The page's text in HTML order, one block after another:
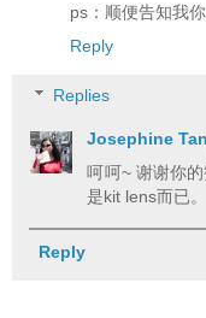
ps：顺便告知我
Reply
Replies
Josephine
呵呵~ 谢谢你
是kit lens而已。
Reply